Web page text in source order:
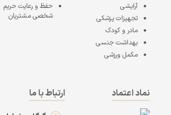
آرایشی
تجهیزات پزشکی
مادر و کودک
بهداشت جنسی
مکمل ورزشی
حفظ و رعایت حریم
شخصی مشتریان
نماد اعتماد
ارتباط با ما